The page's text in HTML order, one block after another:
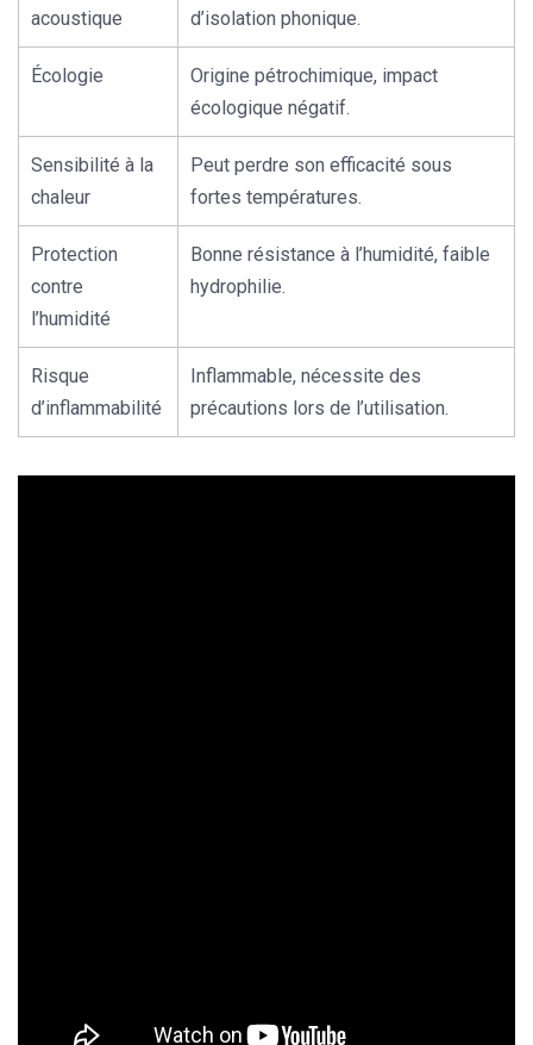
acoustique
d’isolation phonique.
Écologie
Origine pétrochimique, impact
écologique négatif.
Sensibilité à la
chaleur
Peut perdre son efficacité sous
fortes températures.
Protection
contre
l’humidité
Bonne résistance à l’humidité, faible
hydrophilie.
Risque
d’inflammabilité
Inflammable, nécessite des
précautions lors de l’utilisation.